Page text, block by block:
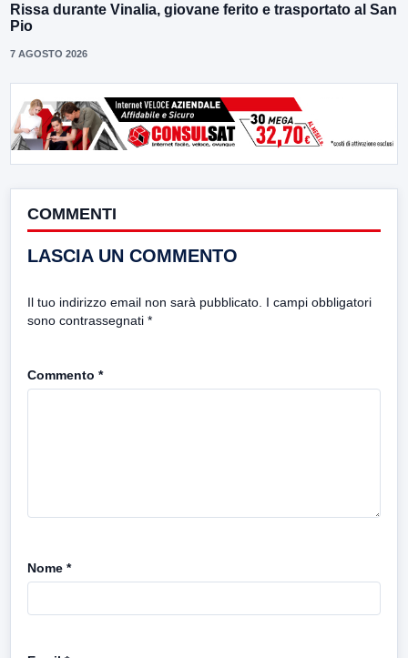
Rissa durante Vinalia, giovane ferito e trasportato al San
Pio
7 AGOSTO 2026
COMMENTI
LASCIA UN COMMENTO
Il tuo indirizzo email non sarà pubblicato. I campi obbligatori
sono contrassegnati *
Commento *
Nome *